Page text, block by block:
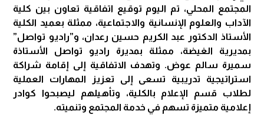
المجتمع المحلي، تم اليوم توقيع اتفاقية تعاون بين كلية
الآداب والعلوم الإنسانية والاجتماعية، ممثلة بعميد الكلية
الأستاذ الدكتور عبد الكريم حسين رعدان، و”راديو تواصل”
بمديرية الغيضة، ممثلة بمديرة راديو تواصل الأستاذة
سميرة سالم عوض. وتهدف الاتفاقية إلى إقامة شراكة
استراتيجية تدريبية تسعى إلى تعزيز المهارات العملية
لطلاب قسم الإعلام بالكلية، وتأهيلهم ليصبحوا كوادر
إعلامية متميزة تسهم في خدمة المجتمع وتنميته.